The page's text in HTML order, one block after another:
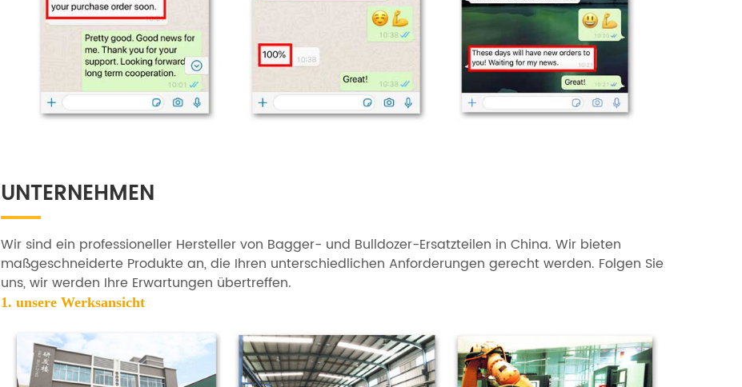
UNTERNEHMEN
Wir sind ein professioneller Hersteller von Bagger- und Bulldozer-Ersatzteilen in China. Wir bieten
maßgeschneiderte Produkte an, die Ihren unterschiedlichen Anforderungen gerecht werden. Folgen Sie
uns, wir werden Ihre Erwartungen übertreffen.
1. unsereWerksansicht